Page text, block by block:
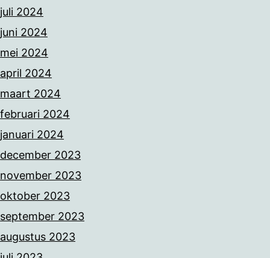
juli 2024
juni 2024
mei 2024
april 2024
maart 2024
februari 2024
januari 2024
december 2023
november 2023
oktober 2023
september 2023
augustus 2023